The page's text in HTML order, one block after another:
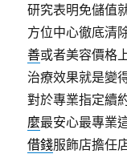
研究表明免儲值
方位中心徹底清
善或者美容價格
治療效果就是變
對於專業指定續
麼最安心最專業
借錢服飾店擔任